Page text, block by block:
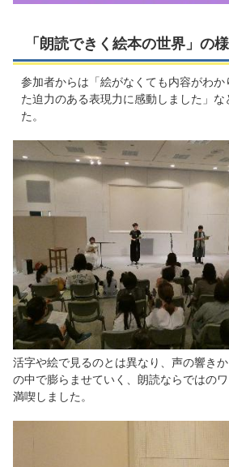
「朗読できく絵本の世界」の
参加者からは「絵がなくても内容がわ
た迫力のある表現力に感動しました」
た。
活字や絵で見るのとは異なり、声の響き
の中で膨らませていく、朗読ならではの
満喫しました。